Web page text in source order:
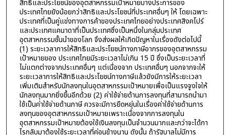
สิทธิและประโยชน์ของอุตสาหกรรมเป้าหมายบางประการของ
ประเทศไทยยังน้อยกว่าสิทธิและประโยชน์ที่ประเทศอื่นๆ ให้ โดยเฉพาะ
ประเทศที่เป็นคู่แข่งทางการค้าของประเทศไทยอย่างประเทศสิงคโปร์
และประเทศแคนาดาที่เป็นประเทศซึ่งเป็นหนึ่งในกลุ่มประเทศ
อุตสาหกรรมชั้นนำของโลก จึงส่งผลให้เกิดปัญหาในเรื่องดังต่อไปนี้
(1) ระยะเวลาการให้สิทธิและประโยชน์ทางภาษีอากรของอุตสาหกรรม
เป้าหมายของ ประเทศไทยมีระยะเวลาไม่เกิน 15 ปี ซึ่งเป็นระยะเวลาที่
ไม่แตกต่างจากประเทศอื่นๆ แต่เนื่องจาก ประเทศอื่นๆ นอกจากจะให้
ระยะเวลาการให้สิทธิและประโยชน์ทางภาษีแล้วยังมีการให้ระยะเวลา
เพิ่มเติมสำหรับนักลงทุนในอุตสาหกรรมเป้าหมายเพื่อเป็นแรงจูงใจให้
นักลงทุนมากยิ่งขึ้นอีกด้วย (2) ค่าใช้จ่ายด้านการลงทุนที่สามารถนำมา
ใช้เป็นค่าใช้จ่ายด้านภาษี ควรจะมีการยืดหยุ่นในเรื่องค่าใช้จ่ายด้านการ
ลงทุนของอุตสาหกรรมเป้าหมายเพราะเนื่องจากการลงทุนใน
อุตสาหกรรมเป้าหมายต้องใช้เงินลงทุนเป็นจำนวนมากและกว่าจะได้กา
ไรกลับมาต้องใช้ระยะเวลาที่ค่อนข้างนาน ดังนั้น ถ้ารัฐบาลไม่มีการ